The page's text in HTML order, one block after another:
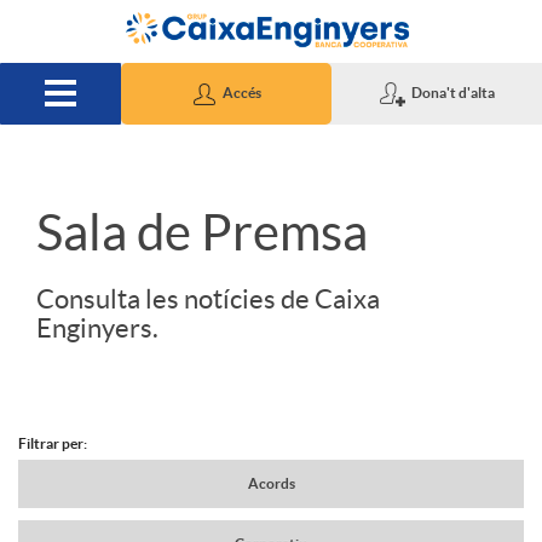
Salta al contingut principal
Accés Dona't d'alta
S
d
Sala de Premsa
Consulta les notícies de Caixa
Enginyers.
N
Filtrar per:
Acords